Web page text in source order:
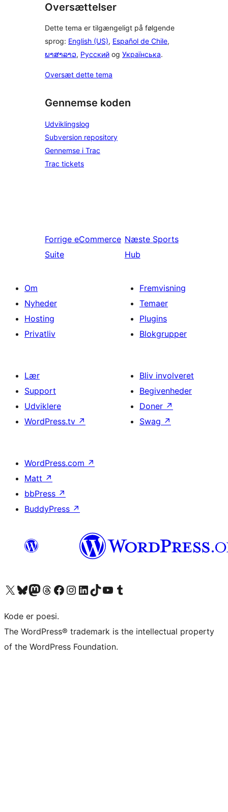
Oversættelser
Dette tema er tilgængeligt på følgende
sprog: English (US), Español de Chile,
ພາສາລາວ, Русский og Українська.
Oversæt dette tema
Gennemse koden
Udviklingslog
Subversion repository
Gennemse i Trac
Trac tickets
Forrige eCommerce
Suite
Næste Sports
Hub
Om
Nyheder
Hosting
Privatliv
Fremvisning
Temaer
Plugins
Blokgrupper
Lær
Support
Udviklere
WordPress.tv ↗
Bliv involveret
Begivenheder
Doner ↗
Swag ↗
WordPress.com ↗
Matt ↗
bbPress ↗
BuddyPress ↗
Besøg vores X (tidligere Twitter) konto
Besøg vores Bluesky-konto
Besøg vores Mastodon konto
Besøg vores Threads-konto
Besøg vores Facebook sideBesøg vores Instagram konto
Besøg vores LinkedIn konto
Besøg vores TikTok-konto
Besøg vores YouTube-kanalBesøg vores Tumblr-konto
Kode er poesi.
The WordPress® trademark is the intellectual property
of the WordPress Foundation.